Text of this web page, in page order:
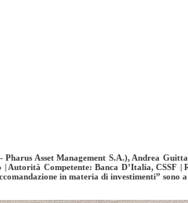
Asset Management S.A.), Andrea
Competente: Banca D’Italia, CSSF |
in materia di investimenti” sono a